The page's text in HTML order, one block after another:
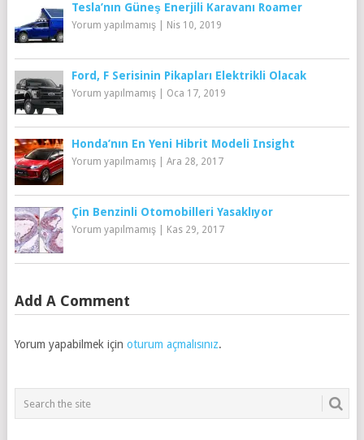
Tesla’nın Güneş Enerjili Karavanı Roamer
Yorum yapılmamış| Nis 10, 2019
Ford, F Serisinin Pikapları Elektrikli Olacak
Yorum yapılmamış| Oca 17, 2019
Honda’nın En Yeni Hibrit Modeli Insight
Yorum yapılmamış| Ara 28, 2017
Çin Benzinli Otomobilleri Yasaklıyor
Yorum yapılmamış| Kas 29, 2017
Add A Comment
Yorum yapabilmek için oturum açmalısınız.